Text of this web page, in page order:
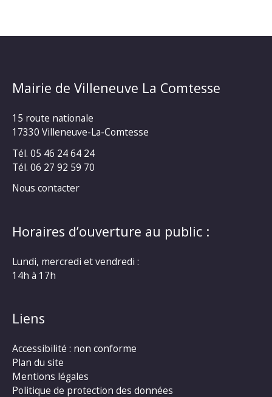
Mairie de Villeneuve La Comtesse
15 route nationale
17330 Villeneuve-La-Comtesse
Tél. 05 46 24 64 24
Tél. 06 27 92 59 70
Nous contacter
Horaires d’ouverture au public :
Lundi, mercredi et vendredi :
14h à 17h
Liens
Accessibilité : non conforme
Plan du site
Mentions légales
Politique de protection des données